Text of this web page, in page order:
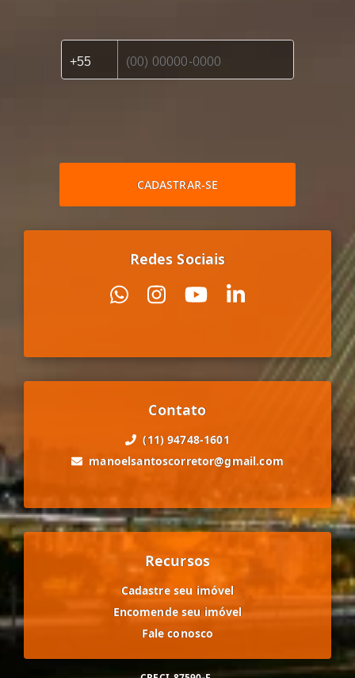
CADASTRAR-SE
Redes Sociais
Contato
(11) 94748-1601
manoelsantoscorretor@gmail.com
Recursos
Cadastre seu imóvel
Encomende seu imóvel
Fale conosco